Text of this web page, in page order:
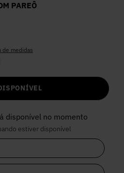
PAREÔ
de medidas
disponível no momento
estiver disponível